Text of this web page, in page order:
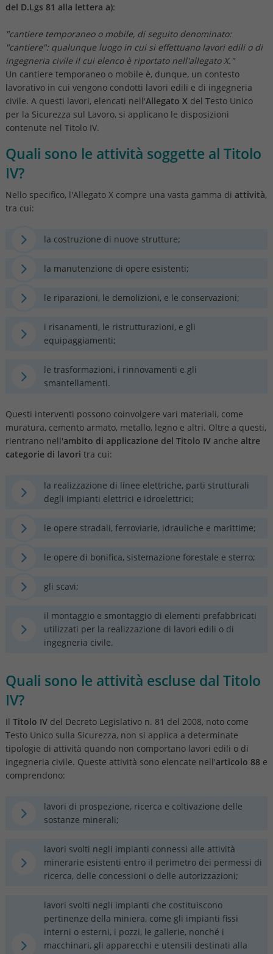
del D.Lgs 81 alla lettera a):
"cantiere temporaneo o mobile, di seguito denominato:
"cantiere": qualunque luogo in cui si effettuano lavori edili o di
ingegneria civile il cui elenco è riportato nell'allegato X."
Un cantiere temporaneo o mobile è, dunque, un contesto
lavorativo in cui vengono condotti lavori edili e di ingegneria
civile. A questi lavori, elencati nell'Allegato X del Testo Unico
per la Sicurezza sul Lavoro, si applicano le disposizioni
contenute nel Titolo IV.
Quali sono le attività soggette al Titolo
IV?
Nello specifico, l'Allegato X compre una vasta gamma di attività,
tra cui:
la costruzione di nuove strutture;
la manutenzione di opere esistenti;
le riparazioni, le demolizioni, e le conservazioni;
i risanamenti, le ristrutturazioni, e gli
equipaggiamenti;
le trasformazioni, i rinnovamenti e gli
smantellamenti.
Questi interventi possono coinvolgere vari materiali, come
muratura, cemento armato, metallo, legno e altri. Oltre a questi,
rientrano nell'ambito di applicazione del Titolo IV anche altre
categorie di lavori tra cui:
la realizzazione di linee elettriche, parti strutturali
degli impianti elettrici e idroelettrici;
le opere stradali, ferroviarie, idrauliche e marittime;
le opere di bonifica, sistemazione forestale e sterro;
gli scavi;
il montaggio e smontaggio di elementi prefabbricati
utilizzati per la realizzazione di lavori edili o di
ingegneria civile.
Quali sono le attività escluse dal Titolo
IV?
Il Titolo IV del Decreto Legislativo n. 81 del 2008, noto come
Testo Unico sulla Sicurezza, non si applica a determinate
tipologie di attività quando non comportano lavori edili o di
ingegneria civile. Queste attività sono elencate nell'articolo 88 e
comprendono:
lavori di prospezione, ricerca e coltivazione delle
sostanze minerali;
lavori svolti negli impianti connessi alle attività
minerarie esistenti entro il perimetro dei permessi di
ricerca, delle concessioni o delle autorizzazioni;
lavori svolti negli impianti che costituiscono
pertinenze della miniera, come gli impianti fissi
interni o esterni, i pozzi, le gallerie, nonché i
macchinari, gli apparecchi e utensili destinati alla